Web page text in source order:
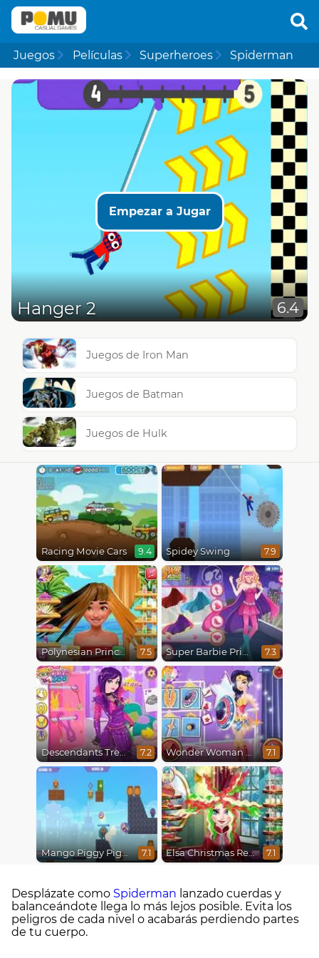
Juegos Películas Superheroes Spiderman
Empezar a Jugar
Hanger 2 6.4
Juegos de Iron Man
Juegos de Batman
Juegos de Hulk
Racing Movie Cars 9.4 Spidey Swing 7.9
Polynesian Princess Real Haircuts 7.5 Super Barbie Princess and Rockstar 7.3
Descendants Trendsetters 7.2 Wonder Woman Fashion Event 7.1
Mango Piggy Piggy Hero 7.1 Elsa Christmas Real Haircuts 7.1
Desplázate como Spiderman lanzado cuerdas y
balanceándote llega lo más lejos posible. Evita los
peligros de cada nivel o acabarás perdiendo partes
de tu cuerpo.